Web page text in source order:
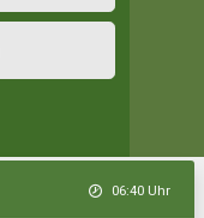
06:40 Uhr